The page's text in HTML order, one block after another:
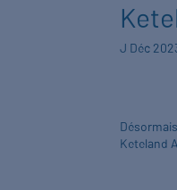
J Déc
Keteland